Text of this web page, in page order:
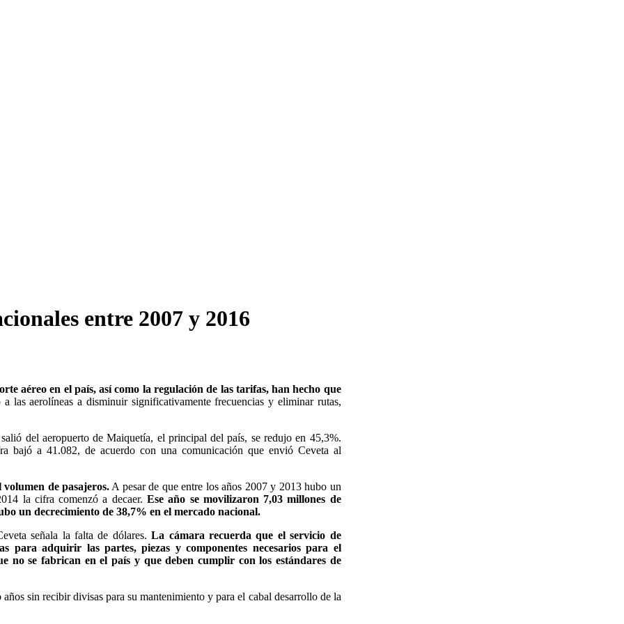
entre 2007 y 2016
aéreo en el país, así como la regulación de las tarifas, han hecho que
las aerolíneas a disminuir significativamente frecuencias y eliminar rutas,
del aeropuerto de Maiquetía, el principal del país, se redujo en 45,3%.
bajó a 41.082, de acuerdo con una comunicación que envió Ceveta al
de pasajeros. A pesar de que entre los años 2007 y 2013 hubo un
la cifra comenzó a decaer. Ese año se movilizaron 7,03 millones de
un decrecimiento de 38,7% en el mercado nacional.
señala la falta de dólares.La cámara recuerda que el servicio de
para adquirir las partes, piezas y componentes necesarios para el
no se fabrican en el país y que deben cumplir con los estándares de
sin recibir divisas para su mantenimiento y para el cabal desarrollo de la